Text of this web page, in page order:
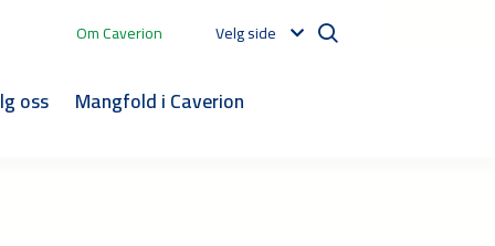
Om Caverion Velg side
oss Mangfold i Caverion